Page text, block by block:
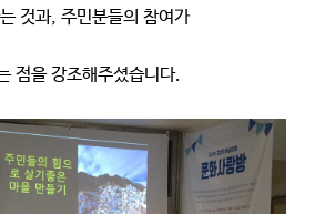
것과, 주민분들의 참여가
점을 강조해주셨습니다.